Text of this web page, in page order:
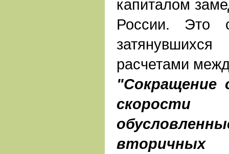
капиталом
России. Это
расчетами
"Сокращение